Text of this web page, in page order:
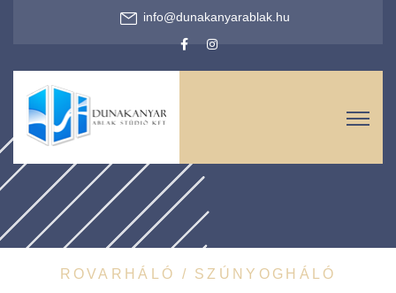
info@dunakanyarablak.hu
ROVARHÁLÓ / SZÚNYOGHÁLÓ